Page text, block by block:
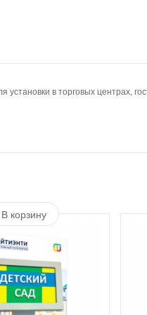
в торговых центрах,
В корзину